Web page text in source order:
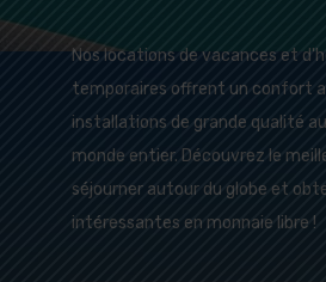
Nos locations de vacances et
temporaires offrent un confort
installations de grande qualité
monde entier. Découvrez le
séjourner autour du globe et
intéressantes en monnaie libre !